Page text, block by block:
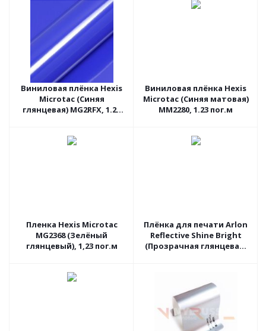
Виниловая плёнка Hexis
Microtac (Синяя
глянцевая) MG2RFX, 1.23
Виниловая плёнка Hexis
Microtac (Синяя матовая)
MM2280, 1.23 пог.м
Пленка Hexis Microtac
MG2368 (Зелёный
глянцевый), 1,23 пог.м
Плёнка для печати Arlon
Reflective Shine Bright
(Прозрачная глянцевая)